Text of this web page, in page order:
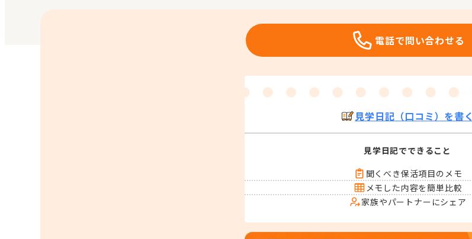
電話で問い合わせる
見学日記（口コミ）を書く
見学日記でできること
聞くべき保活項目のメモ
メモした内容を簡単比較
家族やパートナーにシェア